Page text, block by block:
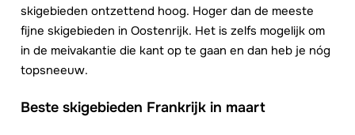
skigebieden ontzettend hoog. Hoger dan de meeste
fijne skigebieden in Oostenrijk. Het is zelfs mogelijk om
in de meivakantie die kant op te gaan en dan heb je nóg
topsneeuw.
Beste skigebieden Frankrijk in maart